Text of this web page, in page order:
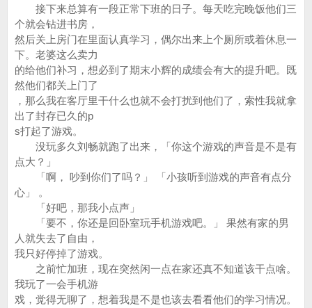
接下来总算有一段正常下班的日子。每天吃完晚饭他们三
个就会钻进书房，
然后关上房门在里面认真学习，偶尔出来上个厕所或着休息一
下。老婆这么卖力
的给他们补习，想必到了期末小辉的成绩会有大的提升吧。既
然他们都关上门了
，那么我在客厅里干什么也就不会打扰到他们了，索性我就拿
出了封存已久的p
s打起了游戏。
没玩多久刘畅就跑了出来，「你这个游戏的声音是不是有
点大？」
「啊， 吵到你们了吗？」 「小孩听到游戏的声音有点分
心」 。
「好吧，那我小点声」
「要不，你还是回卧室玩手机游戏吧。」 果然有家的男
人就失去了自由，
我只好停掉了游戏。
之前忙加班，现在突然闲一点在家还真不知道该干点啥。
我玩了一会手机游
戏，觉得无聊了，想着我是不是也该去看看他们的学习情况。